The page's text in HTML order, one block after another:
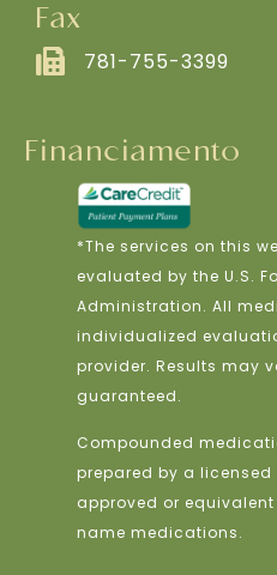
Fax
781-755-3399
Financiamento
*The services on this
evaluated by the U.S.
Administration. All
individualized
provider. Results may
guaranteed.
Compounded
prepared by a
approved or
name medications.